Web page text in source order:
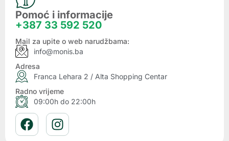
Pomoć i informacije
+387 33 592 520
Mail za upite o web narudžbama:
info@monis.ba
Adresa
Franca Lehara 2 / Alta Shopping Centar
Radno vrijeme
09:00h do 22:00h